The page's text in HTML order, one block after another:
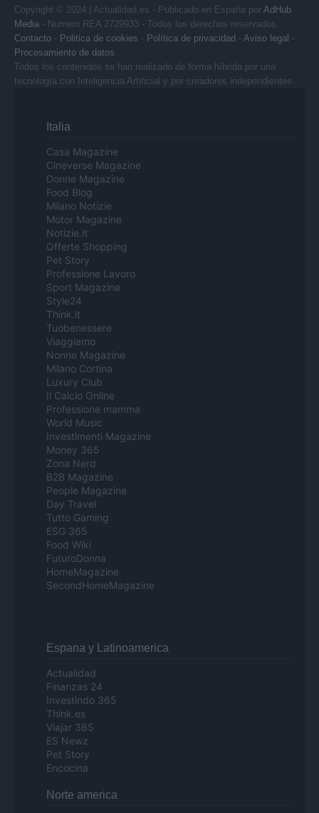
Copyright © 2024 | Actualidad.es - Publicado en España por AdHub
Media - Numero REA 2729933 - Todos los derechos reservados.
Contacto - Politica de cookies - Política de privacidad - Aviso legal -
Procesamiento de datos
Todos los contenidos se han realizado de forma híbrida por una
tecnología con Inteligencia Artificial y por creadores independientes
Italia
Casa Magazine
Cineverse Magazine
Donne Magazine
Food Blog
Milano Notizie
Motor Magazine
Notizie.it
Offerte Shopping
Pet Story
Professione Lavoro
Sport Magazine
Style24
Think.it
Tuobenessere
Viaggiamo
Nonne Magazine
Milano Cortina
Luxury Club
Il Calcio Online
Professione mamma
World Music
Investimenti Magazine
Money 365
Zona Nerd
B2B Magazine
People Magazine
Day Travel
Tutto Gaming
ESG 365
Food Wiki
FuturoDonna
HomeMagazine
SecondHomeMagazine
Espana y Latinoamerica
Actualidad
Finanzas 24
Investindo 365
Think.es
Viajar 365
ES Newz
Pet Story
Encocina
Norte america